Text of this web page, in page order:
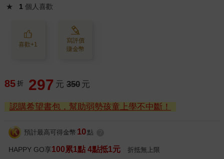
★
1 個人喜歡
喜歡+1
寫評價
賺金幣
85 折 297 元 350 元
認購希望書包，幫助弱勢孩童上學不中斷！
預計最高可得金幣 10 點
HAPPY GO享100累1點 4點抵1元 折抵無上限